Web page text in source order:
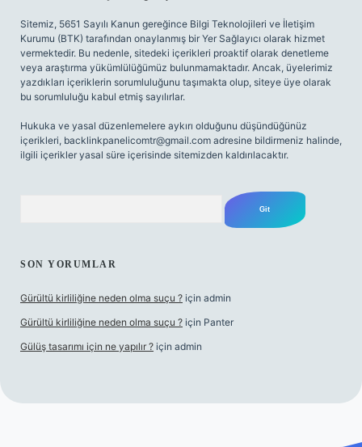
Sitemiz, 5651 Sayılı Kanun gereğince Bilgi Teknolojileri ve İletişim
Kurumu (BTK) tarafından onaylanmış bir Yer Sağlayıcı olarak hizmet
vermektedir. Bu nedenle, sitedeki içerikleri proaktif olarak denetleme
veya araştırma yükümlülüğümüz bulunmamaktadır. Ancak, üyelerimiz
yazdıkları içeriklerin sorumluluğunu taşımakta olup, siteye üye olarak
bu sorumluluğu kabul etmiş sayılırlar.
Hukuka ve yasal düzenlemelere aykırı olduğunu düşündüğünüz
içerikleri, backlinkpanelicomtr@gmail.com adresine bildirmeniz halinde,
ilgili içerikler yasal süre içerisinde sitemizden kaldırılacaktır.
SON YORUMLAR
Gürültü kirliliğine neden olma suçu ? için admin
Gürültü kirliliğine neden olma suçu ? için Panter
Gülüş tasarımı için ne yapılır ? için admin